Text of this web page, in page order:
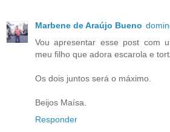
Marbene de Araújo Bueno
Vou apresentar esse post com
meu filho que adora escarola e
Os dois juntos será o máximo.
Beijos Maísa.
Responder